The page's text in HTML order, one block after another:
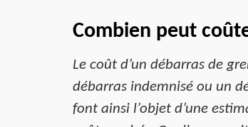
Combien peut
Le coût d’un débarras de
débarras indemnisé ou un
font ainsi l’objet d’une